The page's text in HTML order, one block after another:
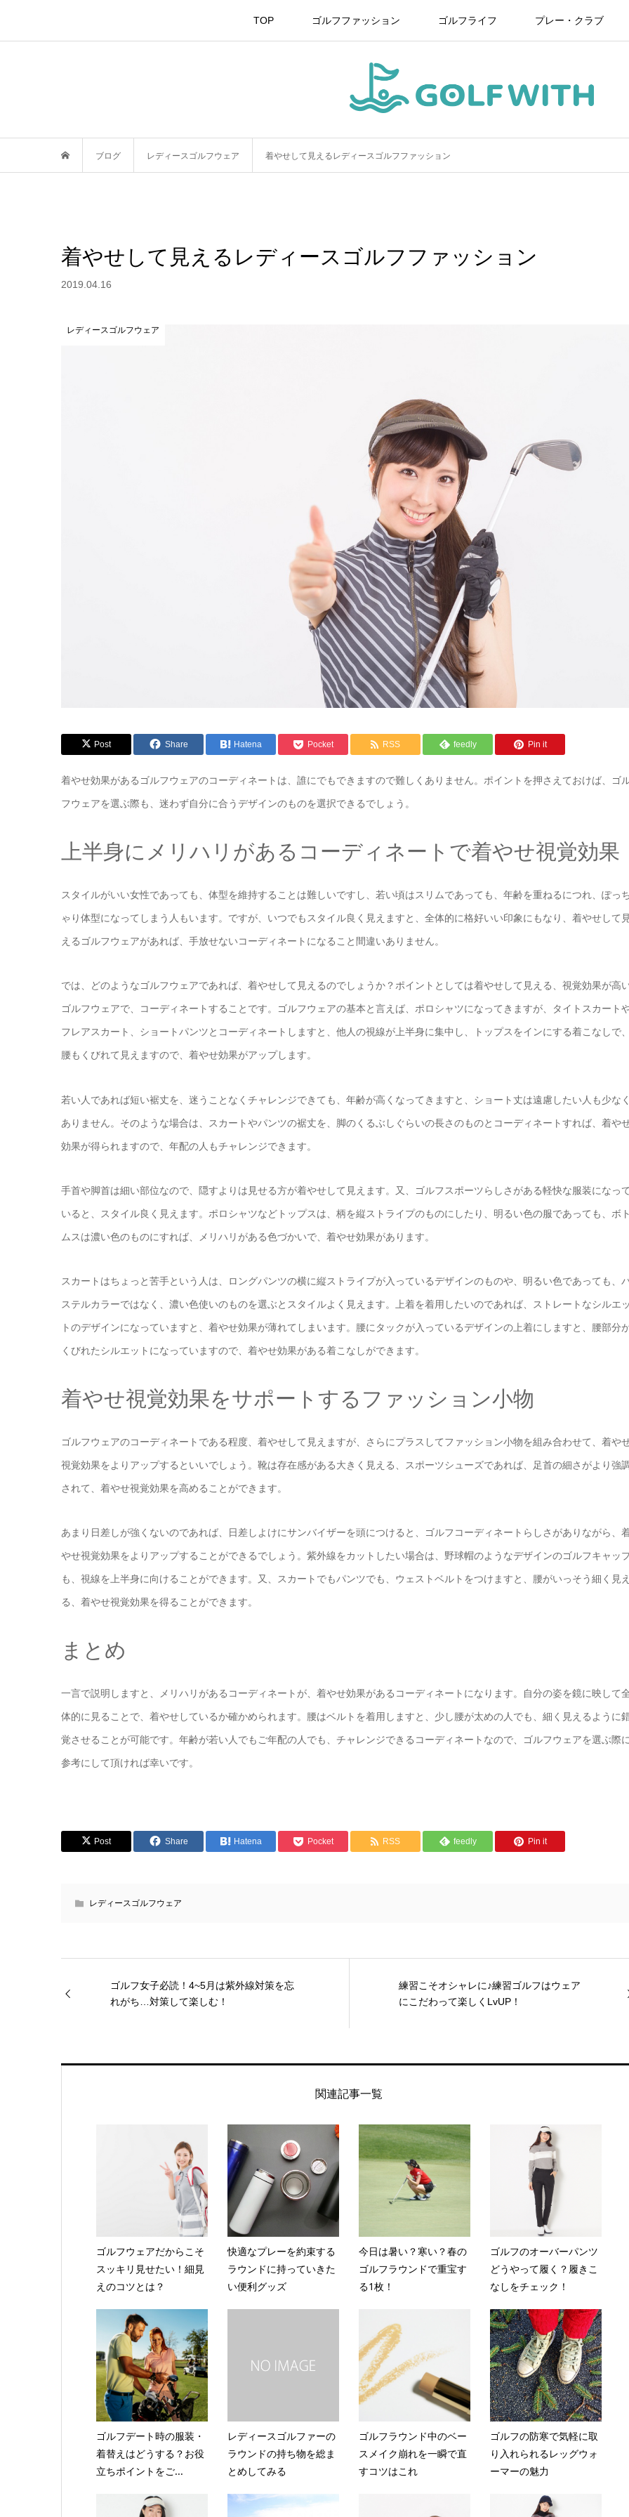
TOP ゴルフファッション ゴルフライフ プレー・クラブ
ブログ レディースゴルフウェア 着やせして見えるレディースゴルフファッション
着やせして見えるレディースゴルフファッション
2019.04.16
レディースゴルフウェア
Post Share Hatena Pocket RSS feedly Pin it
着やせ効果があるゴルフウェアのコーディネートは、誰にでもできますので難しくありません。ポイントを押さえておけば、ゴ
フウェアを選ぶ際も、迷わず自分に合うデザインのものを選択できるでしょう。
上半身にメリハリがあるコーディネートで着やせ視覚効果
スタイルがいい女性であっても、体型を維持することは難しいですし、若い頃はスリムであっても、年齢を重ねるにつれ、ぽっち
ゃり体型になってしまう人もいます。ですが、いつでもスタイル良く見えますと、全体的に格好いい印象にもなり、着やせして見
えるゴルフウェアがあれば、手放せないコーディネートになること間違いありません。
では、どのようなゴルフウェアであれば、着やせして見えるのでしょうか？ポイントとしては着やせして見える、視覚効果が高
ゴルフウェアで、コーディネートすることです。ゴルフウェアの基本と言えば、ポロシャツになってきますが、タイトスカート
フレアスカート、ショートパンツとコーディネートしますと、他人の視線が上半身に集中し、トップスをインにする着こなしで、
腰もくびれて見えますので、着やせ効果がアップします。
若い人であれば短い裾丈を、迷うことなくチャレンジできても、年齢が高くなってきますと、ショート丈は遠慮したい人も少なく
ありません。そのような場合は、スカートやパンツの裾丈を、脚のくるぶしぐらいの長さのものとコーディネートすれば、着や
効果が得られますので、年配の人もチャレンジできます。
手首や脚首は細い部位なので、隠すよりは見せる方が着やせして見えます。又、ゴルフスポーツらしさがある軽快な服装になって
いると、スタイル良く見えます。ポロシャツなどトップスは、柄を縦ストライプのものにしたり、明るい色の服であっても、ボト
ムスは濃い色のものにすれば、メリハリがある色づかいで、着やせ効果があります。
スカートはちょっと苦手という人は、ロングパンツの横に縦ストライプが入っているデザインのものや、明るい色であっても、
ステルカラーではなく、濃い色使いのものを選ぶとスタイルよく見えます。上着を着用したいのであれば、ストレートなシルエッ
トのデザインになっていますと、着やせ効果が薄れてしまいます。腰にタックが入っているデザインの上着にしますと、腰部分
くびれたシルエットになっていますので、着やせ効果がある着こなしができます。
着やせ視覚効果をサポートするファッション小物
ゴルフウェアのコーディネートである程度、着やせして見えますが、さらにプラスしてファッション小物を組み合わせて、着や
視覚効果をよりアップするといいでしょう。靴は存在感がある大きく見える、スポーツシューズであれば、足首の細さがより強調
されて、着やせ視覚効果を高めることができます。
あまり日差しが強くないのであれば、日差しよけにサンバイザーを頭につけると、ゴルフコーディネートらしさがありながら、
やせ視覚効果をよりアップすることができるでしょう。紫外線をカットしたい場合は、野球帽のようなデザインのゴルフキャッ
も、視線を上半身に向けることができます。又、スカートでもパンツでも、ウェストベルトをつけますと、腰がいっそう細く見え
る、着やせ視覚効果を得ることができます。
まとめ
一言で説明しますと、メリハリがあるコーディネートが、着やせ効果があるコーディネートになります。自分の姿を鏡に映して
体的に見ることで、着やせしているか確かめられます。腰はベルトを着用しますと、少し腰が太めの人でも、細く見えるように
覚させることが可能です。年齢が若い人でもご年配の人でも、チャレンジできるコーディネートなので、ゴルフウェアを選ぶ際に
参考にして頂ければ幸いです。
Post Share Hatena Pocket RSS feedly Pin it
レディースゴルフウェア
ゴルフ女子必読！4~5月は紫外線対策を忘
れがち…対策して楽しむ！
練習こそオシャレに♪練習ゴルフはウェア
にこだわって楽しくLvUP！
関連記事一覧
ゴルフウェアだからこそ
スッキリ見せたい！細見
えのコツとは？
快適なプレーを約束する
ラウンドに持っていきた
い便利グッズ
今日は暑い？寒い？春の
ゴルフラウンドで重宝す
る1枚！
ゴルフのオーバーパンツ
どうやって履く？履きこ
なしをチェック！
ゴルフデート時の服装・
着替えはどうする？お役
立ちポイントをご...
レディースゴルファーの
ラウンドの持ち物を総ま
とめしてみる
ゴルフラウンド中のベー
スメイク崩れを一瞬で直
すコツはこれ
ゴルフの防寒で気軽に取
り入れられるレッグウォ
ーマーの魅力